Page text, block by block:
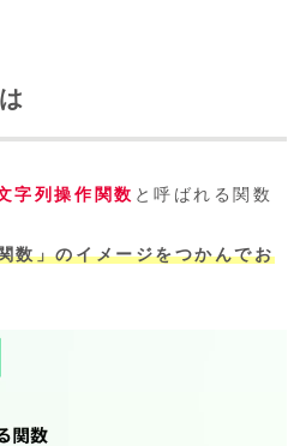
字列操作関数 と呼ばれる関数
数」のイメージをつかんでお